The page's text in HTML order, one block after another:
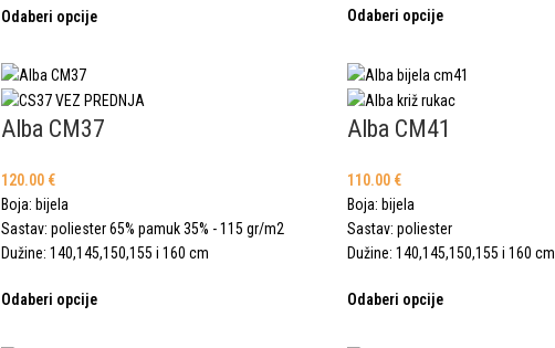
Odaberi opcije Odaberi opcije
Alba CM37
120.00 €
Boja: bijela
Sastav: poliester 65% pamuk 35% - 115 gr/m2
Dužine: 140,145,150,155 i 160 cm
Odaberi opcije
Alba CM41
110.00 €
Boja: bijela
Sastav: poliester
Dužine: 140,145,150,155 i 160 cm
Odaberi opcije